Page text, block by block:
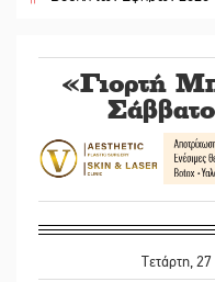
«Γιορτή
Τετάρτη,